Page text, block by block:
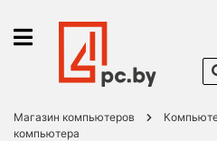
Магазин компьютеров
компьютера